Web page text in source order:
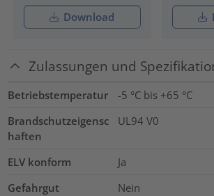
Download
Zulassungen und
Betriebstemperatur
-5 °C bis +65 °C
Brandschutzeigensc
haften
UL94 V0
ELV konform
Ja
Gefahrgut
Nein